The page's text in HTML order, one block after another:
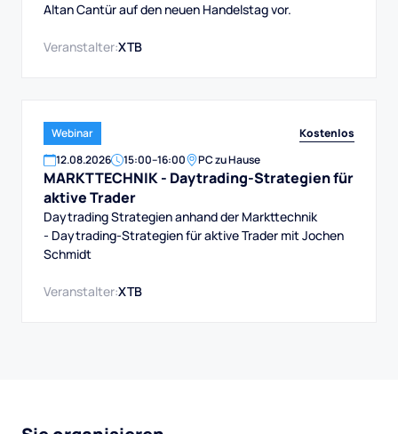
Altan Cantür auf den neuen Handelstag vor.
Veranstalter:XTB
Webinar
Kostenlos
12.08.2026 15:00–16:00 PC zu Hause
MARKTTECHNIK - Daytrading-Strategien für
aktive Trader
Daytrading Strategien anhand der Markttechnik
- Daytrading-Strategien für aktive Trader mit Jochen
Schmidt
Veranstalter:XTB